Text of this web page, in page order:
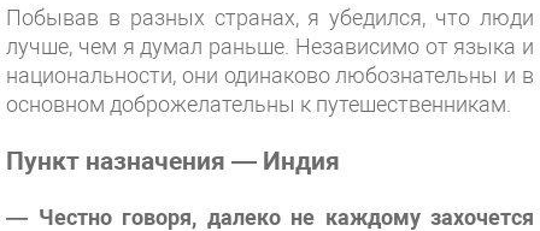
Побывав в разных странах, я убедился, что люди
лучше, чем я думал раньше. Независимо от языка и
национальности, они одинаково любознательны и в
основном доброжелательны к путешественникам.
Пункт назначения — Индия
— Честно говоря, далеко не каждому захочется